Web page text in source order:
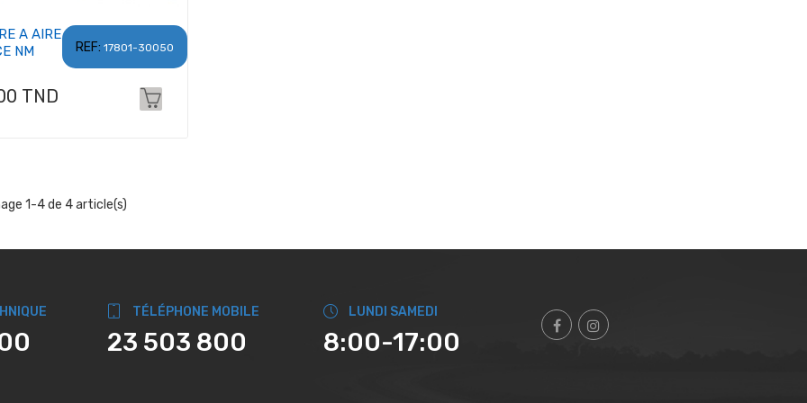
REF: 17801-30050
A AIRE
NM
TND
1-4 de 4 article(s)
TÉLÉPHONE MOBILE
23 503 800
LUNDI SAMEDI
8:00-17:00